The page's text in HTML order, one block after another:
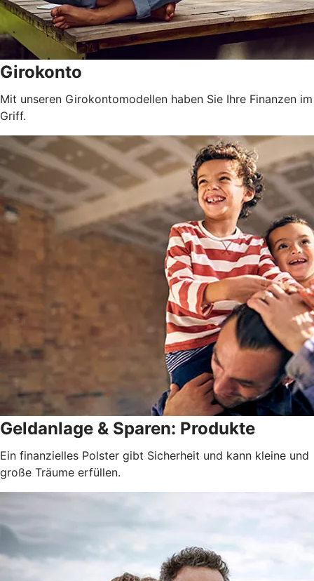
Girokonto
Mit unseren Girokontomodellen haben Sie Ihre Finanzen im
Griff.
Geldanlage & Sparen: Produkte
Ein finanzielles Polster gibt Sicherheit und kann kleine und
große Träume erfüllen.